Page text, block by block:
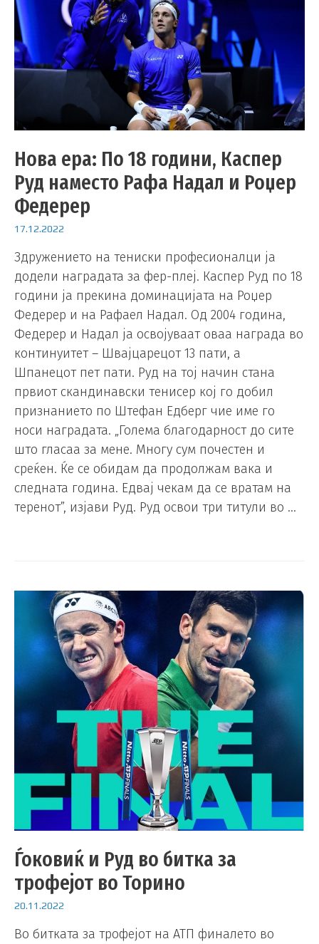
Нова ера: По 18 години, Каспер
Руд наместо Рафа Надал и Роџер
Федерер
17.12.2022
Здружението на тениски професионалци ја
додели наградата за фер-плеј. Каспер Руд по 18
години ја прекина доминацијата на Роџер
Федерер и на Рафаел Надал. Од 2004 година,
Федерер и Надал ја освојуваат оваа награда во
континуитет – Швајцарецот 13 пати, а
Шпанецот пет пати. Руд на тој начин стана
првиот скандинавски тенисер кој го добил
признанието по Штефан Едберг чие име го
носи наградата. „Голема благодарност до сите
што гласаа за мене. Многу сум почестен и
среќен. Ќе се обидам да продолжам вака и
следната година. Едвај чекам да се вратам на
теренот”, изјави Руд. Руд освои три титули во …
Ѓоковиќ и Руд во битка за
трофејот во Торино
20.11.2022
Во битката за трофејот на АТП финалето во